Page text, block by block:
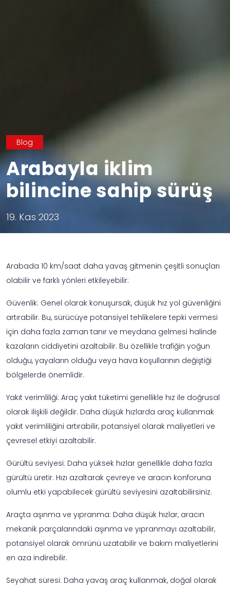
Blog
Arabayla iklim
bilincine sahip sürüş
19. Kas 2023
Arabada 10 km/saat daha yavaş gitmenin çeşitli sonuçları
olabilir ve farklı yönleri etkileyebilir:
Güvenlik: Genel olarak konuşursak, düşük hız yol güvenliğini
artırabilir. Bu, sürücüye potansiyel tehlikelere tepki vermesi
için daha fazla zaman tanır ve meydana gelmesi halinde
kazaların ciddiyetini azaltabilir. Bu özellikle trafiğin yoğun
olduğu, yayaların olduğu veya hava koşullarının değiştiği
bölgelerde önemlidir.
Yakıt verimliliği: Araç yakıt tüketimi genellikle hız ile doğrusal
olarak ilişkili değildir. Daha düşük hızlarda araç kullanmak
yakıt verimliliğini artırabilir, potansiyel olarak maliyetleri ve
çevresel etkiyi azaltabilir.
Gürültü seviyesi: Daha yüksek hızlar genellikle daha fazla
gürültü üretir. Hızı azaltarak çevreye ve aracın konforuna
olumlu etki yapabilecek gürültü seviyesini azaltabilirsiniz.
Araçta aşınma ve yıpranma: Daha düşük hızlar, aracın
mekanik parçalarındaki aşınma ve yıpranmayı azaltabilir,
potansiyel olarak ömrünü uzatabilir ve bakım maliyetlerini
en aza indirebilir.
Seyahat süresi: Daha yavaş araç kullanmak, doğal olarak